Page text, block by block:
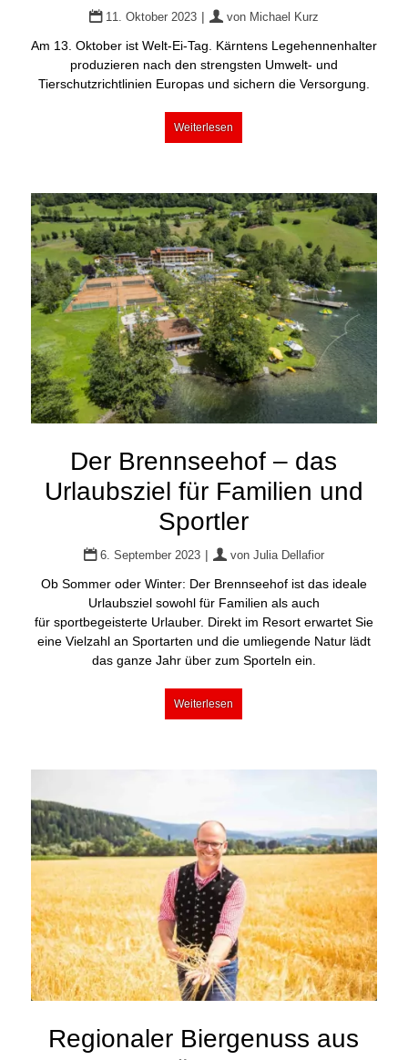
11. Oktober 2023 | von Michael Kurz
Am 13. Oktober ist Welt-Ei-Tag. Kärntens Legehennenhalter
produzieren nach den strengsten Umwelt- und
Tierschutzrichtlinien Europas und sichern die Versorgung.
Weiterlesen
Der Brennseehof – das
Urlaubsziel für Familien und
Sportler
6. September 2023 | von Julia Dellafior
Ob Sommer oder Winter: Der Brennseehof ist das ideale
Urlaubsziel sowohl für Familien als auch
für sportbegeisterte Urlauber. Direkt im Resort erwartet Sie
eine Vielzahl an Sportarten und die umliegende Natur lädt
das ganze Jahr über zum Sporteln ein.
Weiterlesen
Regionaler Biergenuss aus